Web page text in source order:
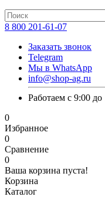
8 800 201-61-07
Заказать звонок
Telegram
Мы в WhatsApp
info@shop-ag.ru
Работаем с 9:00
0
Избранное
0
Сравнение
0
Ваша корзина пуста!
Корзина
Каталог